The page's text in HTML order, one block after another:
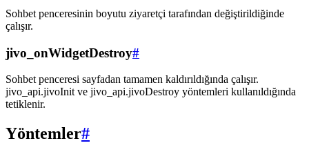
Sohbet penceresinin boyutu ziyaretçi tarafından değiştirildiğinde
çalışır.
jivo_onWidgetDestroy#
Sohbet penceresi sayfadan tamamen kaldırıldığında çalışır.
jivo_api.jivoInit ve jivo_api.jivoDestroy yöntemleri kullanıldığında
tetiklenir.
Yöntemler#